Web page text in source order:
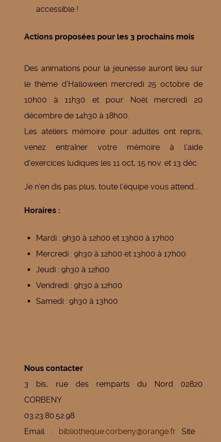
accessible !
Actions proposées pour les 3 prochains mois
Des animations pour la jeunesse auront lieu sur
le thème d'Halloween mercredi 25 octobre de
10h00 à 11h30 et pour Noël mercredi 20
décembre de 14h30 à 18h00.
Les ateliers mémoire pour adultes ont repris,
venez entraîner votre mémoire à l'aide
d'exercices ludiques les 11 oct, 15 nov. et 13 déc.
Je n'en dis pas plus, toute l'équipe vous attend...
Horaires :
Mardi : 9h30 à 12h00 et 13h00 à 17h00
Mercredi : 9h30 à 12h00 et 13h00 à 17h00
Jeudi : 9h30 à 12h00
Vendredi : 9h30 à 12h00
Samedi : 9h30 à 13h00
Nous contacter
3 bis, rue des remparts du Nord 02820
CORBENY
03.23.80.52.98
Email : bibliotheque.corbeny@orange.frSite :